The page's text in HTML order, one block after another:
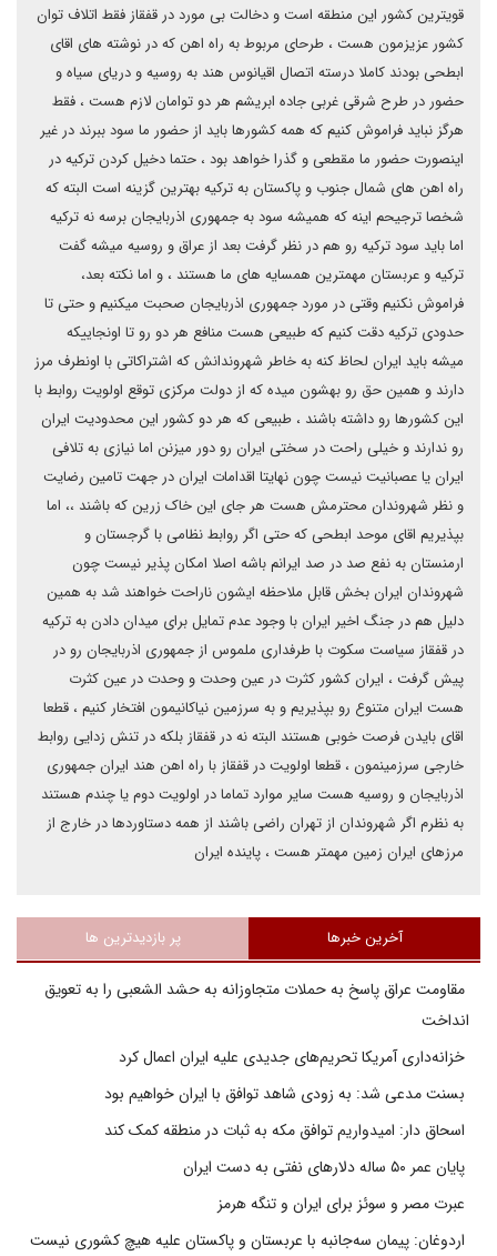
قویترین کشور این منطقه است و دخالت بی مورد در قفقاز فقط اتلاف توان
کشور عزیزمون هست ، طرحای مربوط به راه اهن که در نوشته های اقای
ابطحی بودند کاملا درسته اتصال اقیانوس هند به روسیه و دریای سیاه و
حضور در طرح شرقی غربی جاده ابریشم هر دو توامان لازم هست ، فقط
هرگز نباید فراموش کنیم که همه کشورها باید از حضور ما سود ببرند در غیر
اینصورت حضور ما مقطعی و گذرا خواهد بود ، حتما دخیل کردن ترکیه در
راه اهن های شمال جنوب و پاکستان به ترکیه بهترین گزینه است البته که
شخصا ترجیحم اینه که همیشه سود به جمهوری اذربایجان برسه نه ترکیه
اما باید سود ترکیه رو هم در نظر گرفت بعد از عراق و روسیه میشه گفت
ترکیه و عربستان مهمترین همسایه های ما هستند ، و اما نکته بعد،
فراموش نکنیم وقتی در مورد جمهوری اذربایجان صحبت میکنیم و حتی تا
حدودی ترکیه دقت کنیم که طبیعی هست منافع هر دو رو تا اونجاییکه
میشه باید ایران لحاظ کنه به خاطر شهروندانش که اشتراکاتی با اونطرف مرز
دارند و همین حق رو بهشون میده که از دولت مرکزی توقع اولویت روابط با
این کشورها رو داشته باشند ، طبیعی که هر دو کشور این محدودیت ایران
رو ندارند و خیلی راحت در سختی ایران رو دور میزنن اما نیازی به تلافی
ایران یا عصبانیت نیست چون نهایتا اقدامات ایران در جهت تامین رضایت
و نظر شهروندان محترمش هست هر جای این خاک زرین که باشند ،، اما
بپذیریم اقای موحد ابطحی که حتی اگر روابط نظامی با گرجستان و
ارمنستان به نفع صد در صد ایرانم باشه اصلا امکان پذیر نیست چون
شهروندان ایران بخش قابل ملاحظه ایشون ناراحت خواهند شد به همین
دلیل هم در جنگ اخیر ایران با وجود عدم تمایل برای میدان دادن به ترکیه
در قفقاز سیاست سکوت با طرفداری ملموس از جمهوری اذربایجان رو در
پیش گرفت ، ایران کشور کثرت در عین وحدت و وحدت در عین کثرت
هست ایران متنوع رو بپذیریم و به سرزمین نیاکانیمون افتخار کنیم ، قطعا
اقای بایدن فرصت خوبی هستند البته نه در قفقاز بلکه در تنش زدایی روابط
خارجی سرزمینمون ، قطعا اولویت در قفقاز با راه اهن هند ایران جمهوری
اذربایجان و روسیه هست سایر موارد تماما در اولویت دوم یا چندم هستند
به نظرم اگر شهروندان از تهران راضی باشند از همه دستاوردها در خارج از
مرزهای ایران زمین مهمتر هست ، پاینده ایران
آخرین خبرها پر بازدیدترین ها
مقاومت عراق پاسخ به حملات متجاوزانه به حشد الشعبی را به تعویق
انداخت
خزانه‌داری آمریکا تحریم‌های جدیدی علیه ایران اعمال کرد
بسنت مدعی شد: به زودی شاهد توافق با ایران خواهیم بود
اسحاق دار: امیدواریم توافق مکه به ثبات در منطقه کمک کند
پایان عمر ۵۰ ساله دلارهای نفتی به دست ایران
عبرت مصر و سوئز برای ایران و تنگه هرمز
اردوغان: پیمان سه‌جانبه با عربستان و پاکستان علیه هیچ کشوری نیست